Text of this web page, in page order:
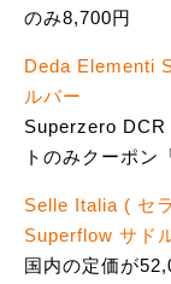
のみ8,700円
Deda Elementi
ルバー
Superzero DCR
トのみクーポン
Selle Italia ( セ
Superflow サド
国内の定価が